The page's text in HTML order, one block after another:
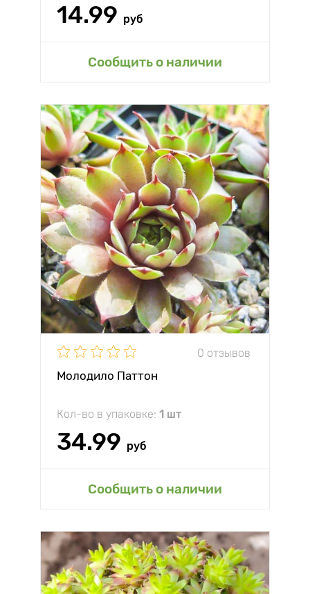
14.99 руб
Сообщить о наличии
0 отзывов
Молодило Паттон
Кол-во в упаковке: 1 шт
34.99 руб
Сообщить о наличии